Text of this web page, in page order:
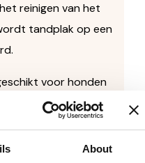
About
reinigen van het
tandplak op een
voor honden
langere bezigheid.
deze poten
snacks.